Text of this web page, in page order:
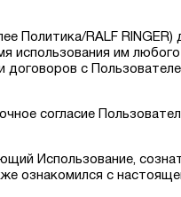
RALF RINGER)
использования им
договоров с
согласие
Использование,
ознакомился с